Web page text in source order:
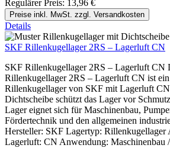
Regulärer Preis: 13,96 €
Preise inkl. MwSt. zzgl. Versandkosten
Details
SKF Rillenkugellager 2RS – Lagerluft CN
SKF Rillenkugellager 2RS – Lagerluft CN
Rillenkugellager 2RS – Lagerluft CN ist
Rillenkugellager von SKF mit Lagerluft
Dichtscheibe schützt das Lager vor
Lager eignet sich für Maschinenbau,
Fördertechnik und den allgemeinen
Hersteller: SKF Lagertyp: Rillenkugellager
Lagerluft: CN Anwendung: Maschinenbau